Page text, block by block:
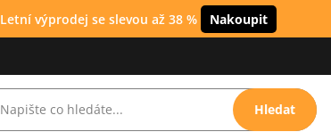
Letní výprodej se slevou až 38 % Nakoupit
Hledat